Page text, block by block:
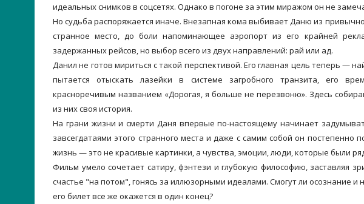
идеальных снимков в соцсетях. Однако в погоне за этим миражом он не
Но судьба распоряжается иначе. Внезапная кома выбивает Даню из
странное место, до боли напоминающее аэропорт из его крайней
задержанных рейсов, но выбор всего из двух направлений: рай или ад.
Данил не готов мириться с такой перспективой. Его главная цель теперь —
пытается отыскать лазейки в системе загробного транзита, его
красноречивым названием «Дорогая, я больше не перезвоню». Здесь
из них своя история.
На грани жизни и смерти Даня впервые по-настоящему начинает
завсегдатаями этого странного места и даже с самим собой он
жизнь — это не красивые картинки, а чувства, эмоции, люди, которые были
Фильм умело сочетает сатиру, фэнтези и глубокую философию, заставляя
счастье "на потом", гонясь за иллюзорными идеалами. Смогут ли осознание
его билет все же окажется в один конец?